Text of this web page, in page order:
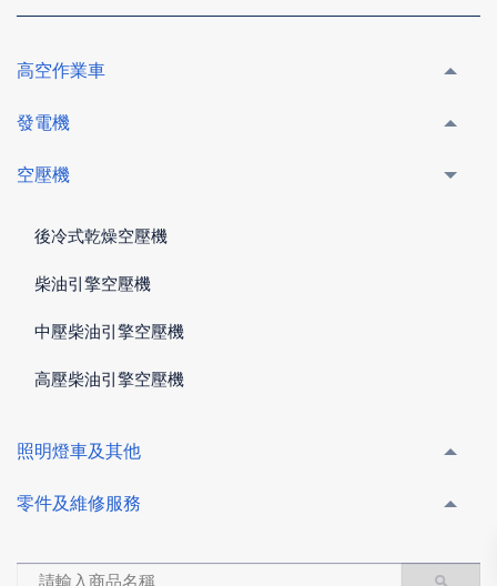
高空作業車
發電機
空壓機
後冷式乾燥空壓機
柴油引擎空壓機
中壓柴油引擎空壓機
高壓柴油引擎空壓機
照明燈車及其他
零件及維修服務